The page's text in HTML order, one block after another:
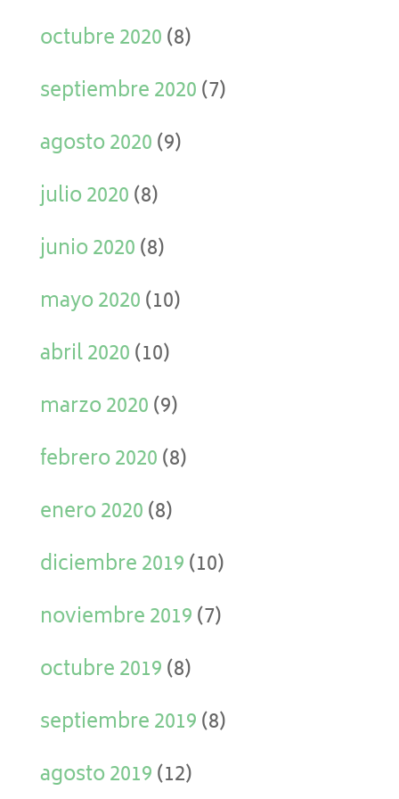
octubre 2020(8)
septiembre 2020(7)
agosto 2020(9)
julio 2020(8)
junio 2020(8)
mayo 2020(10)
abril 2020(10)
marzo 2020(9)
febrero 2020(8)
enero 2020(8)
diciembre 2019(10)
noviembre 2019(7)
octubre 2019(8)
septiembre 2019(8)
agosto 2019(12)